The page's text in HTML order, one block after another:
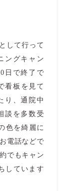
して行って
ングキャン
日で終了で
板を見て
り、通院中
談を多数受
色を綺麗に
電話などで
でもキャン
しています